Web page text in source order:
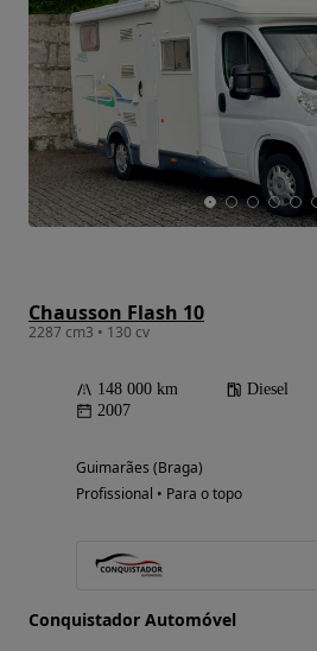
Chausson Flash 10
2287 cm3 • 130 cv
148 000 km Diesel
2007
Guimarães (Braga)
Profissional • Para o topo
Conquistador Automóvel